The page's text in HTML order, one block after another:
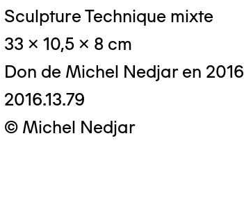
© Crédit photo : Michel Bourguet
Sculpture Technique mixte
33 x 10,5 x 8 cm
Don de Michel Nedjar en 2016
2016.13.79
© Michel Nedjar